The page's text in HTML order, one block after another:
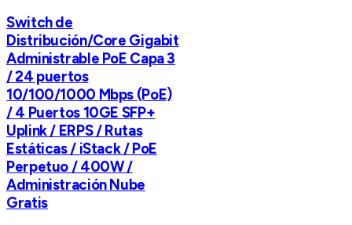
Switch de
Distribución/Core Gigabit
Administrable PoE Capa 3
/ 24 puertos
10/100/1000 Mbps (PoE)
/ 4 Puertos 10GE SFP+
Uplink / ERPS / Rutas
Estáticas / iStack / PoE
Perpetuo / 400W /
Administración Nube
Gratis